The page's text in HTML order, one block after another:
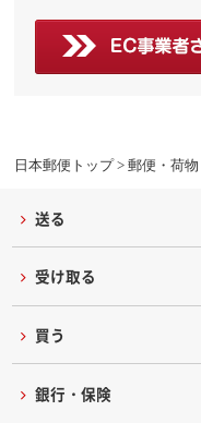
日本郵便トップ> 郵便・荷物
送る
受け取る
買う
銀行・保険